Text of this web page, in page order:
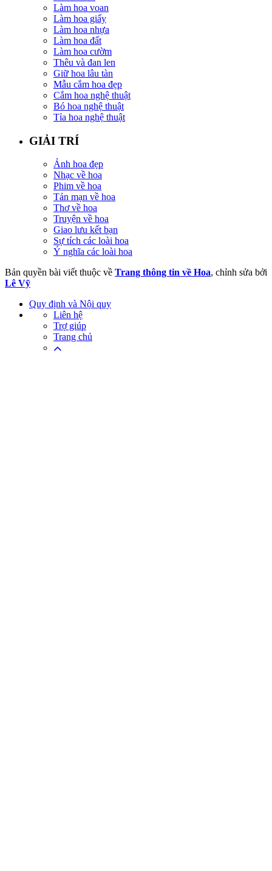
Làm hoa voan
Làm hoa giấy
Làm hoa nhựa
Làm hoa đất
Làm hoa cườm
Thêu và đan len
Giữ hoa lâu tàn
Mẫu cắm hoa đẹp
Cắm hoa nghệ thuật
Bó hoa nghệ thuật
Tỉa hoa nghệ thuật
GIẢI TRÍ
Ảnh hoa đẹp
Nhạc về hoa
Phim về hoa
Tản mạn về hoa
Thơ về hoa
Truyện về hoa
Giao lưu kết bạn
Sự tích các loài hoa
Ý nghĩa các loài hoa
Bản quyền bài viết thuộc về Trang thông tin về Hoa, chỉnh sửa bởi
Lê Vỹ
Quy định và Nội quy
Liên hệ
Trợ giúp
Trang chủ